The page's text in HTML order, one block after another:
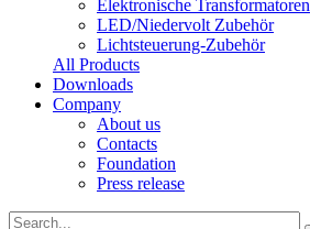
Elektronische Transformatoren
LED/Niedervolt Zubehör
Lichtsteuerung-Zubehör
All Products
Downloads
Company
About us
Contacts
Foundation
Press release